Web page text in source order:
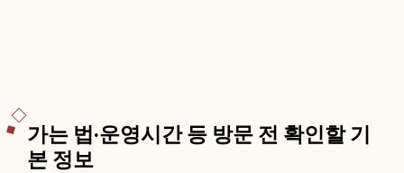
가는 법·운영시간 등 방문 전 확인할 기
본 정보